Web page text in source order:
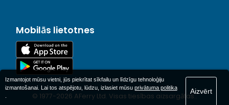
Mobilās lietotnes
© 1977-2026 AFerry Ltd. Visas tiesības aizsargātas..
Izmantojot mūsu vietni, jūs piekrītat sīkfailu un līdzīgu tehnoloģiju
izmantošanai. Lai tos atspējotu, lūdzu, izlasiet mūsu privātuma politika
Aizvērt